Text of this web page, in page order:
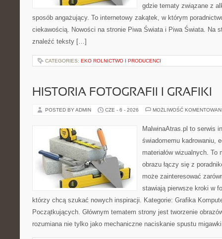
gdzie tematy związane z
sposób angażujący. To internetowy zakątek, w którym
ciekawością. Nowości na stronie Piwa Świata i Piwa Świata. Na
znaleźć teksty […]
CATEGORIES: EKO ROLNICTWO I PRODUCENCI
HISTORIA FOTOGRAFII I GRAFIKI
POSTED BY ADMIN CZE - 6 - 2026 MOŻLIWOŚĆ
MalwinaAtras.pl to serwis
świadomemu kadrowaniu,
materiałów wizualnych.
obrazu łączy się z
może zainteresować
stawiają pierwsze kroki w
którzy chcą szukać nowych inspiracji. Kategorie: Grafika
Początkujących. Głównym tematem strony jest tworzenie
rozumiana nie tylko jako mechaniczne naciskanie spustu